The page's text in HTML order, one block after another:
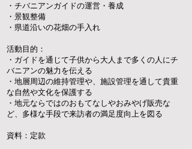
・チバニアンガイドの運営・養成
・景観整備
・県道沿いの花畑の手入れ
活動目的：
・ガイドを通じて子供から大人まで多くの人にチ
バニアンの魅力を伝える
・地層周辺の維持管理や、施設管理を通して貴重
な自然や文化を保護する
・地元ならではのおもてなしやおみやげ販売な
ど、多様な手段で来訪者の満足度向上を図る
​​資料：定款